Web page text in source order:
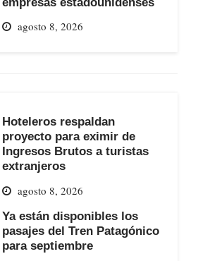
agosto 8, 2026
Hoteleros respaldan
proyecto para eximir de
Ingresos Brutos a turistas
extranjeros
agosto 8, 2026
Ya están disponibles los
pasajes del Tren Patagónico
para septiembre